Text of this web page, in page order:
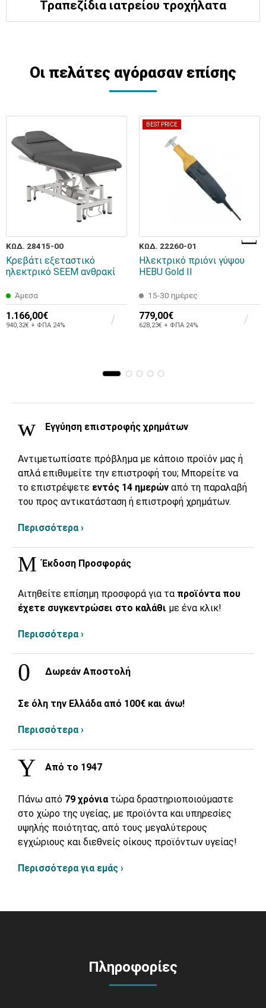
Τραπεζίδια ιατρείου τροχήλατα
Οι πελάτες αγόρασαν επίσης
ΚΩΔ. 28415-00
Κρεβάτι εξεταστικό
ηλεκτρικό SEEM ανθρακί
Άμεσα
1.166,00€
940,32€ + ΦΠΑ 24%
BEST PRICE
ΚΩΔ. 22260-01
Ηλεκτρικό πριόνι γύψου
HEBU Gold II
15-30 ημέρες
779,00€
628,23€ + ΦΠΑ 24%
Εγγύηση επιστροφής χρημάτων
Αντιμετωπίσατε πρόβλημα με κάποιο προϊόν μας ή
απλά επιθυμείτε την επιστροφή του; Μπορείτε να
το επιστρέψετε εντός 14 ημερών από τη παραλαβή
του προς αντικατάσταση ή επιστροφή χρημάτων.
Περισσότερα ›
Έκδοση Προσφοράς
Αιτηθείτε επίσημη προσφορά για τα προϊόντα που
έχετε συγκεντρώσει στο καλάθι με ένα κλικ!
Περισσότερα ›
Δωρεάν Αποστολή
Σε όλη την Ελλάδα από 100€ και άνω!
Περισσότερα ›
Από το 1947
Πάνω από 79 χρόνια τώρα δραστηριοποιούμαστε
στο χώρο της υγείας, με προϊόντα και υπηρεσίες
υψηλής ποιότητας, από τους μεγαλύτερους
εγχώριους και διεθνείς οίκους προϊόντων υγείας!
Περισσότερα για εμάς ›
Πληροφορίες